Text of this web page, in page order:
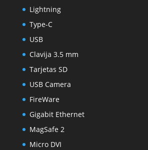
Lightning
Type-C
USB
Clavija 3.5 mm
Tarjetas SD
USB Camera
FireWare
Gigabit Ethernet
MagSafe 2
Micro DVI